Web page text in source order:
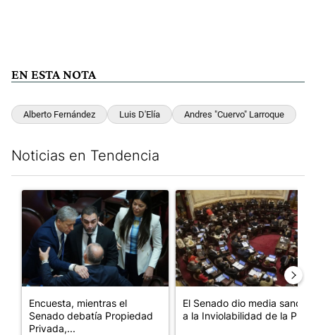
EN ESTA NOTA
Alberto Fernández Luis D'Elía Andres "Cuervo" Larroque
Noticias en Tendencia
Un artículo de tendencia con el título "Encuesta, mientras el
Encuesta, mientras el
Senado debatía Propiedad
Privada,...
Un artículo de tendencia con
El Senado dio media sanción
a la Inviolabilidad de la P...